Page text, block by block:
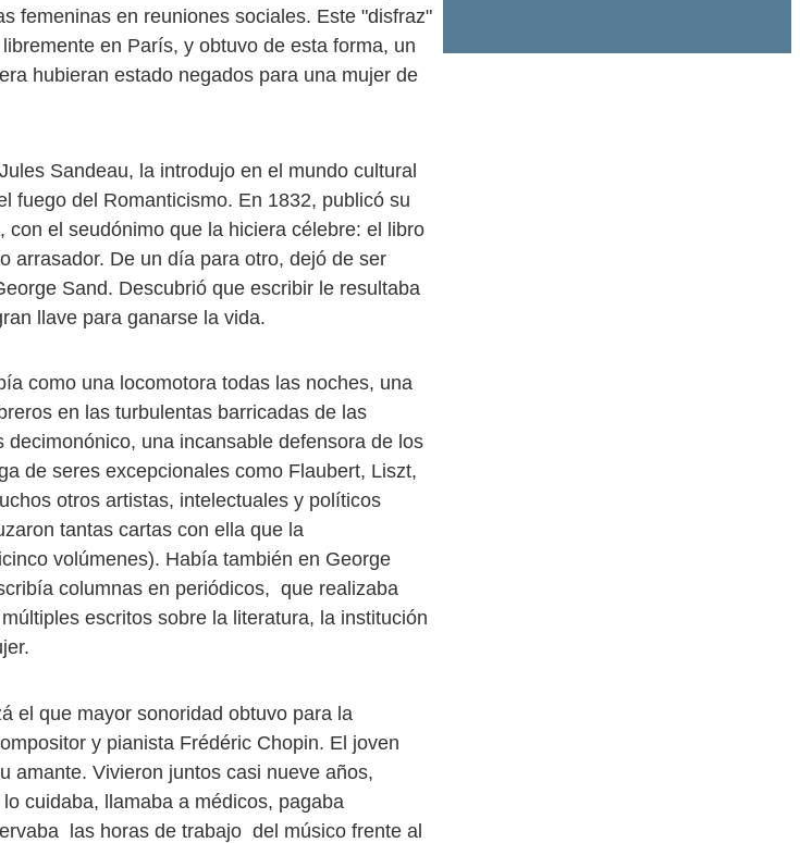
femeninas en reuniones sociales. Este "disfraz"
en París, y obtuvo de esta forma, un
hubieran estado negados para una mujer de
Sandeau, la introdujo en el mundo cultural
fuego del Romanticismo. En 1832, publicó su
el seudónimo que la hiciera célebre: el libro
arrasador. De un día para otro, dejó de ser
Sand. Descubrió que escribir le resultaba
llave para ganarse la vida.
como una locomotora todas las noches, una
en las turbulentas barricadas de las
una incansable defensora de los
de seres excepcionales como Flaubert, Liszt,
otros artistas, intelectuales y políticos
tantas cartas con ella que la
volúmenes). Había también en George
columnas en periódicos, que realizaba
escritos sobre la literatura, la institución
el que mayor sonoridad obtuvo para la
y pianista Frédéric Chopin. El joven
amante. Vivieron juntos casi nueve años,
cuidaba, llamaba a médicos, pagaba
las horas de trabajo del músico frente al